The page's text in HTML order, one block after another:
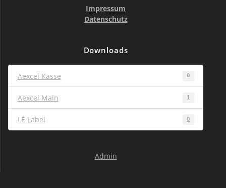
Impressum
Datenschutz
Downloads
Aexcel Kasse 0
Aexcel Main 1
LE Label 0
Admin